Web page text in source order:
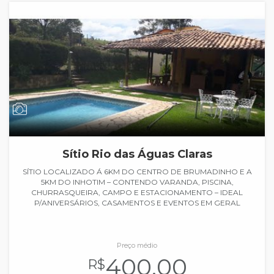
Sítio Rio das Águas Claras
SÍTIO LOCALIZADO Á 6KM DO CENTRO DE BRUMADINHO E A
5KM DO INHOTIM – CONTENDO VARANDA, PISCINA,
CHURRASQUEIRA, CAMPO E ESTACIONAMENTO – IDEAL
P/ANIVERSÁRIOS, CASAMENTOS E EVENTOS EM GERAL
Preço médio
R$400.00